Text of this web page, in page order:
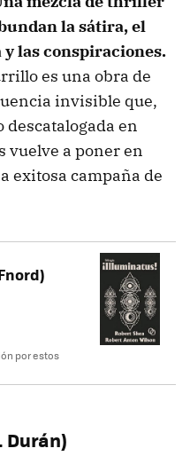
la sátira, el
y las conspiraciones.
es una obra de
invisible que,
descatalogada en
vuelve a poner en
exitosa campaña de
por estos
Durán)